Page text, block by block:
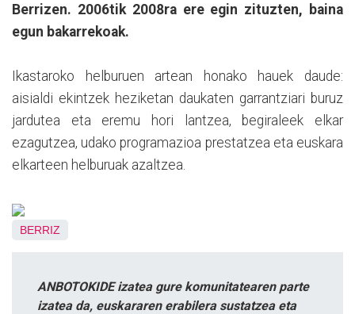
Berrizen. 2006tik 2008ra ere egin zituzten, baina
egun bakarrekoak.
Ikastaroko helburuen artean honako hauek daude:
aisialdi ekintzek heziketan daukaten garrantziari buruz
jardutea eta eremu hori lantzea, begiraleek elkar
ezagutzea, udako programazioa prestatzea eta euskara
elkarteen helburuak azaltzea.
BERRIZ
ANBOTOKIDE izatea gure komunitatearen parte
izatea da, euskararen erabilera sustatzea eta